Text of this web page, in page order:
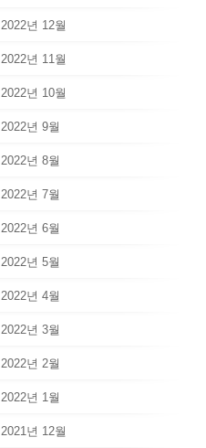
2022년 12월
2022년 11월
2022년 10월
2022년 9월
2022년 8월
2022년 7월
2022년 6월
2022년 5월
2022년 4월
2022년 3월
2022년 2월
2022년 1월
2021년 12월